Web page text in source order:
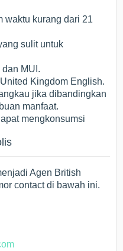
waktu kurang dari 21
sulit untuk
MUI.
Kingdom English.
jika dibandingkan
manfaat.
mengkonsumsi
Agen British
contact di bawah ini.